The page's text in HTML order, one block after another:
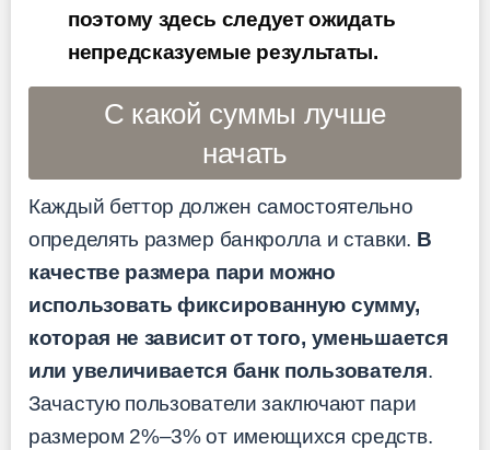
поэтому здесь следует ожидать
непредсказуемые результаты.
С какой суммы лучше
начать
Каждый беттор должен самостоятельно
определять размер банкролла и ставки. В
качестве размера пари можно
использовать фиксированную сумму,
которая не зависит от того, уменьшается
или увеличивается банк пользователя.
Зачастую пользователи заключают пари
размером 2%–3% от имеющихся средств.